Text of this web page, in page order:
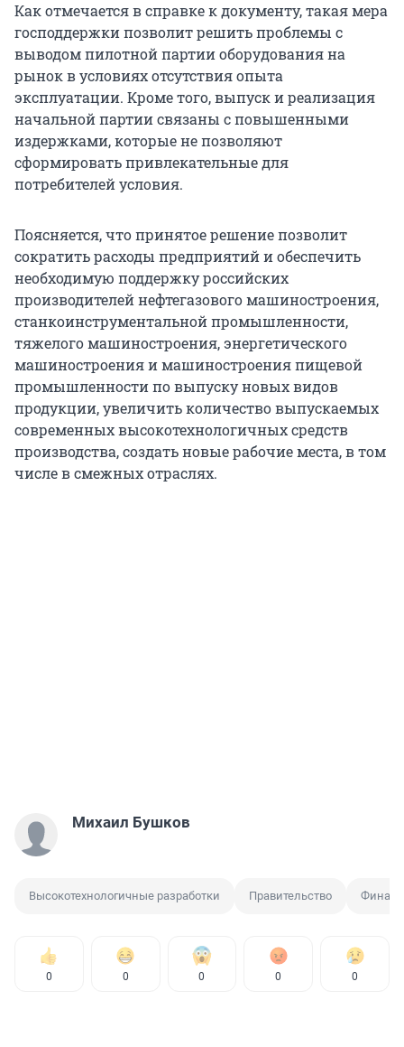
Как отмечается в справке к документу, такая мера
господдержки позволит решить проблемы с
выводом пилотной партии оборудования на
рынок в условиях отсутствия опыта
эксплуатации. Кроме того, выпуск и реализация
начальной партии связаны с повышенными
издержками, которые не позволяют
сформировать привлекательные для
потребителей условия.
Поясняется, что принятое решение позволит
сократить расходы предприятий и обеспечить
необходимую поддержку российских
производителей нефтегазового машиностроения,
станкоинструментальной промышленности,
тяжелого машиностроения, энергетического
машиностроения и машиностроения пищевой
промышленности по выпуску новых видов
продукции, увеличить количество выпускаемых
современных высокотехнологичных средств
производства, создать новые рабочие места, в том
числе в смежных отраслях.
Михаил Бушков
Высокотехнологичные разработки Правительство
0 0 0 0 0